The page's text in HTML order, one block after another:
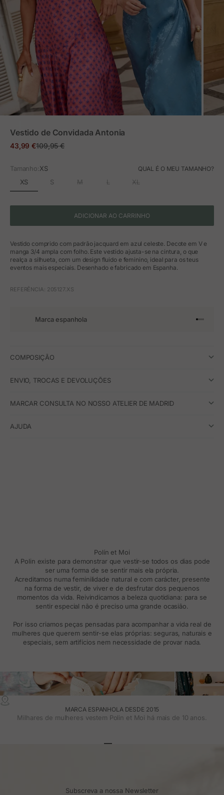
Vestido de Convidada Antonia
Preço em promoção
43,99 €Preço normal
109,95 €
Tamanho:XS QUAL É O MEU TAMANHO?
XS S M L XL
ADICIONAR AO CARRINHO
Vestido comprido com padrão jacquard em azul celeste. Decote em V e
manga 3/4 ampla com folho. Este vestido ajusta-se na cintura, o que
realça a silhueta, com um design fluido e feminino, ideal para os teus
eventos mais especiais. Desenhado e fabricado em Espanha.
REFERÊNCIA: 205127.XS
Marca espanhola Ir para o
Ir para
Ir para
Ir para
COMPOSIÇÃO
ENVIO, TROCAS E DEVOLUÇÕES
MARCAR CONSULTA NO NOSSO ATELIER DE MADRID
AJUDA
Polín et Moi
A Polin existe para demonstrar que vestir-se todos os dias pode
ser uma forma de se sentir mais ela própria.
Acreditamos numa feminilidade natural e com carácter, presente
na forma de vestir, de viver e de desfrutar dos pequenos
momentos da vida. Reivindicamos a beleza quotidiana: para se
sentir especial não é preciso uma grande ocasião.
Por isso criamos peças pensadas para acompanhar a vida real de
mulheres que querem sentir-se elas próprias: seguras, naturais e
especiais, sem artifícios nem necessidade de provar nada.
MARCA ESPANHOLA DESDE 2015
Milhares de mulheres vestem Polin et Moi há mais de 10 anos.
Subscreva a nossa Newsletter